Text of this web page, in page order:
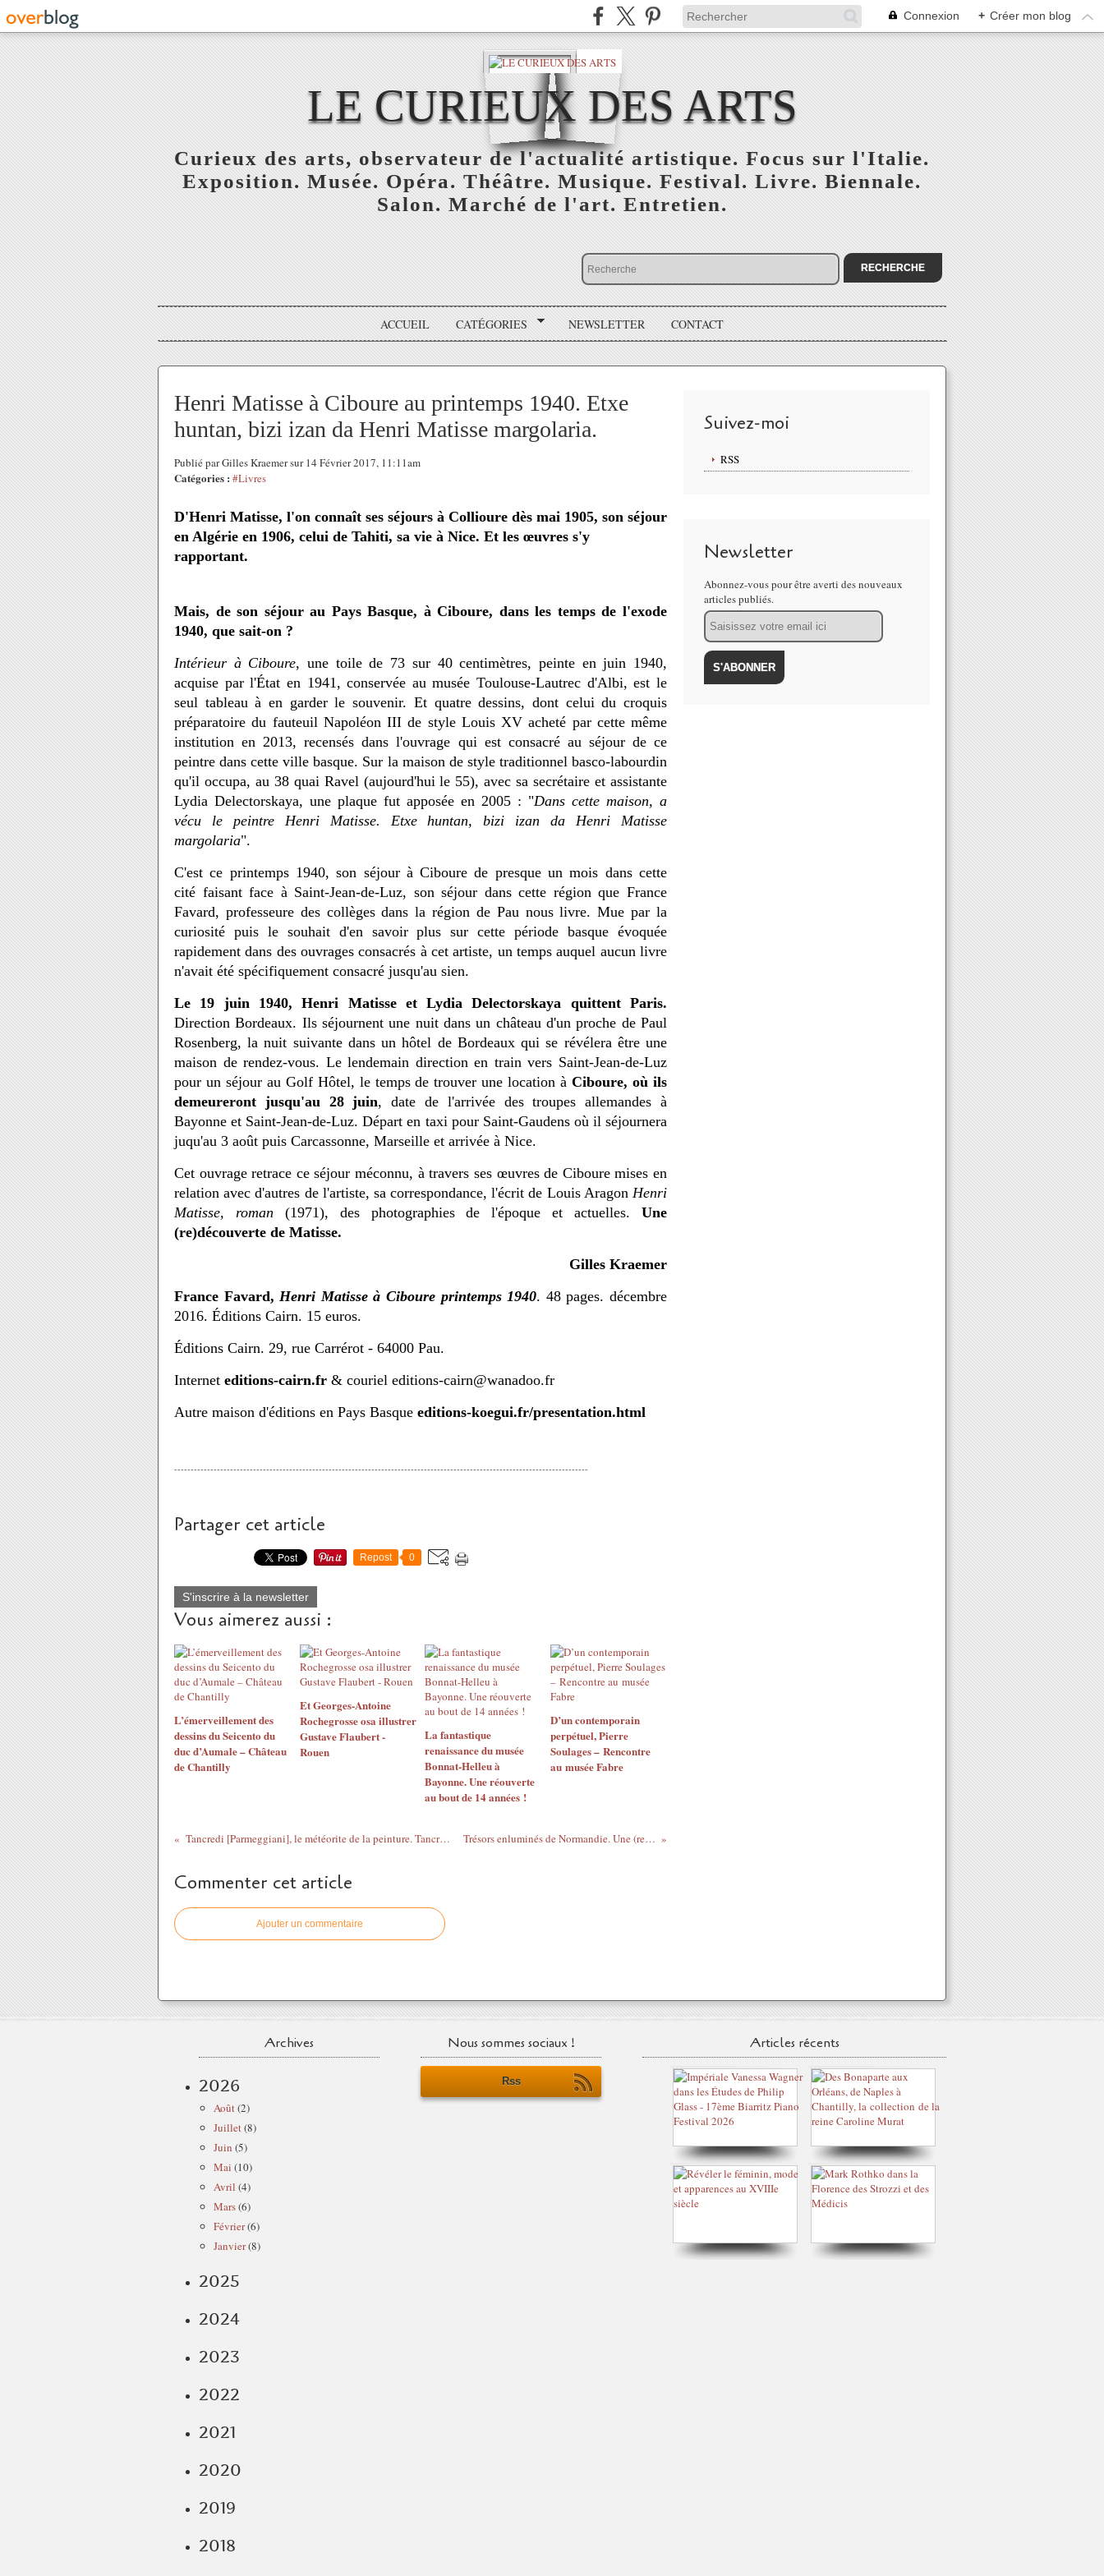
Connexion + Créer mon blog
LE CURIEUX DES ARTS
Curieux des arts, observateur de l'actualité artistique. Focus sur l'Italie.
Exposition. Musée. Opéra. Théâtre. Musique. Festival. Livre. Biennale.
Salon. Marché de l'art. Entretien.
ACCUEIL CATÉGORIES NEWSLETTER CONTACT
Henri Matisse à Ciboure au printemps 1940. Etxe
huntan, bizi izan da Henri Matisse margolaria.
Publié par Gilles Kraemer sur 14 Février 2017, 11:11am
Catégories : #Livres
D'Henri Matisse, l'on connaît ses séjours à Collioure dès mai 1905, son séjour
en Algérie en 1906, celui de Tahiti, sa vie à Nice. Et les œuvres s'y
rapportant.
Mais, de son séjour au Pays Basque, à Ciboure, dans les temps de l'exode
1940, que sait-on ?
Intérieur à Ciboure, une toile de 73 sur 40 centimètres, peinte en juin 1940,
acquise par l'État en 1941, conservée au musée Toulouse-Lautrec d'Albi, est le
seul tableau à en garder le souvenir. Et quatre dessins, dont celui du croquis
préparatoire du fauteuil Napoléon III de style Louis XV acheté par cette même
institution en 2013, recensés dans l'ouvrage qui est consacré au séjour de ce
peintre dans cette ville basque. Sur la maison de style traditionnel basco-labourdin
qu'il occupa, au 38 quai Ravel (aujourd'hui le 55), avec sa secrétaire et assistante
Lydia Delectorskaya, une plaque fut apposée en 2005 : "Dans cette maison, a
vécu le peintre Henri Matisse. Etxe huntan, bizi izan da Henri Matisse
margolaria".
C'est ce printemps 1940, son séjour à Ciboure de presque un mois dans cette
cité faisant face à Saint-Jean-de-Luz, son séjour dans cette région que France
Favard, professeure des collèges dans la région de Pau nous livre. Mue par la
curiosité puis le souhait d'en savoir plus sur cette période basque évoquée
rapidement dans des ouvrages consacrés à cet artiste, un temps auquel aucun livre
n'avait été spécifiquement consacré jusqu'au sien.
Le 19 juin 1940, Henri Matisse et Lydia Delectorskaya quittent Paris.
Direction Bordeaux. Ils séjournent une nuit dans un château d'un proche de Paul
Rosenberg, la nuit suivante dans un hôtel de Bordeaux qui se révélera être une
maison de rendez-vous. Le lendemain direction en train vers Saint-Jean-de-Luz
pour un séjour au Golf Hôtel, le temps de trouver une location àCiboure, où ils
demeureront jusqu'au 28 juin, date de l'arrivée des troupes allemandes à
Bayonne et Saint-Jean-de-Luz. Départ en taxi pour Saint-Gaudens où il séjournera
juqu'au 3 août puis Carcassonne, Marseille et arrivée à Nice.
Cet ouvrage retrace ce séjour méconnu, à travers ses œuvres de Ciboure mises en
relation avec d'autres de l'artiste, sa correspondance, l'écrit de Louis Aragon Henri
Matisse, roman (1971), des photographies de l'époque et actuelles.Une
(re)découverte de Matisse.
Gilles Kraemer
France Favard,Henri Matisse à Ciboure printemps 1940. 48 pages. décembre
2016. Éditions Cairn. 15 euros.
Éditions Cairn. 29, rue Carrérot - 64000 Pau.
Internet editions-cairn.fr & couriel editions-cairn@wanadoo.fr
Autre maison d'éditions en Pays Basque editions-koegui.fr/presentation.html
------------------------------------------------------------------------------------------------------------------------------
Partager cet article
Repost 0
S'inscrire à la newsletter
Vous aimerez aussi :
L’émerveillement des
dessins du Seicento du
duc d’Aumale – Château
de Chantilly
Et Georges-Antoine
Rochegrosse osa illustrer
Gustave Flaubert -
Rouen
La fantastique
renaissance du musée
Bonnat-Helleu à
Bayonne. Une réouverte
au bout de 14 années !
D’un contemporain
perpétuel, Pierre
Soulages – Rencontre
au musée Fabre
Tancredi [Parmeggiani], le météorite de la peinture. Tancredi, il meteorite della pittura. Collezione Peggy Guggenheim Trésors enluminés de Normandie. Une (re)découverte. Musée des Antiquités de Rouen
Commenter cet article
Ajouter un commentaire
Suivez-moi
RSS
Newsletter
Abonnez-vous pour être averti des nouveaux
articles publiés.
Email
Archives
2026
Août(2)
Juillet(8)
Juin (5)
Mai (10)
Avril (4)
Mars(6)
Février(6)
Janvier(8)
2025
2024
2023
2022
2021
2020
2019
2018
Nous sommes sociaux !
Rss
Articles récents